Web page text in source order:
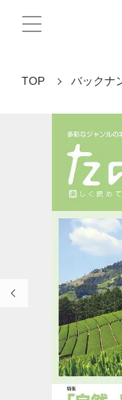
TOP バックナ